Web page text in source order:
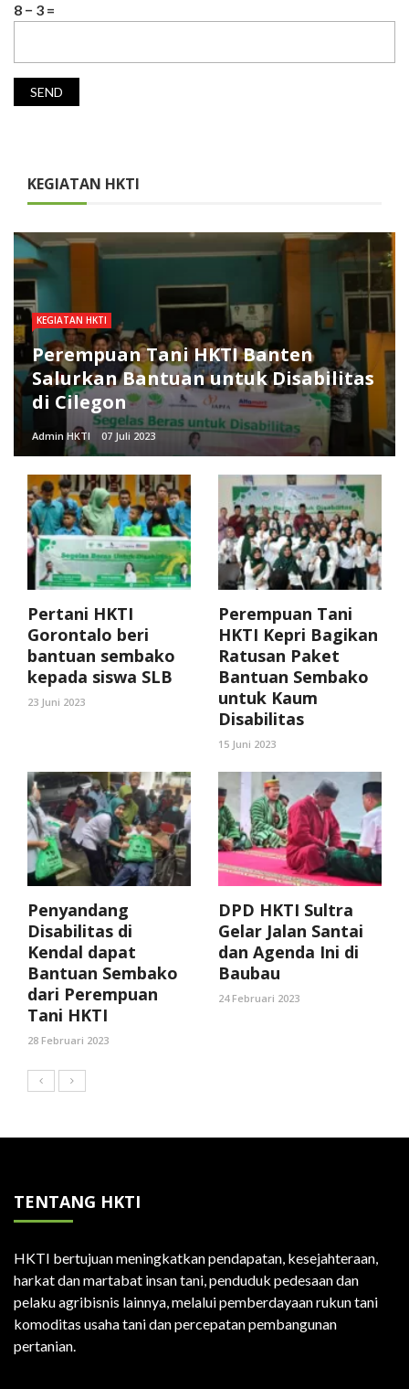
8 − 3 =
KEGIATAN HKTI
KEGIATAN HKTI
Perempuan Tani HKTI Banten
Salurkan Bantuan untuk Disabilitas
di Cilegon
Admin HKTI 07 Juli 2023
Pertani HKTI
Gorontalo beri
bantuan sembako
kepada siswa SLB
23 Juni 2023
Perempuan Tani
HKTI Kepri Bagikan
Ratusan Paket
Bantuan Sembako
untuk Kaum
Disabilitas
15 Juni 2023
Penyandang
Disabilitas di
Kendal dapat
Bantuan Sembako
dari Perempuan
Tani HKTI
28 Februari 2023
DPD HKTI Sultra
Gelar Jalan Santai
dan Agenda Ini di
Baubau
24 Februari 2023
TENTANG HKTI
HKTI bertujuan meningkatkan pendapatan, kesejahteraan,
harkat dan martabat insan tani, penduduk pedesaan dan
pelaku agribisnis lainnya, melalui pemberdayaan rukun tani
komoditas usaha tani dan percepatan pembangunan
pertanian.